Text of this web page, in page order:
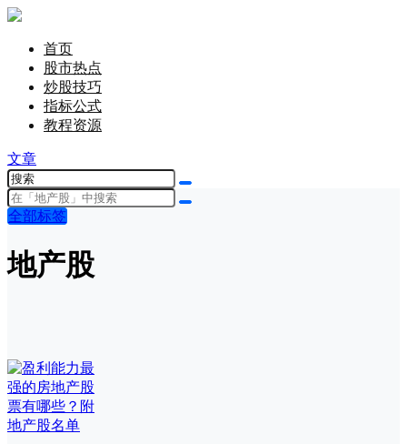
首页
股市热点
炒股技巧
指标公式
教程资源
文章
全部标签
地产股